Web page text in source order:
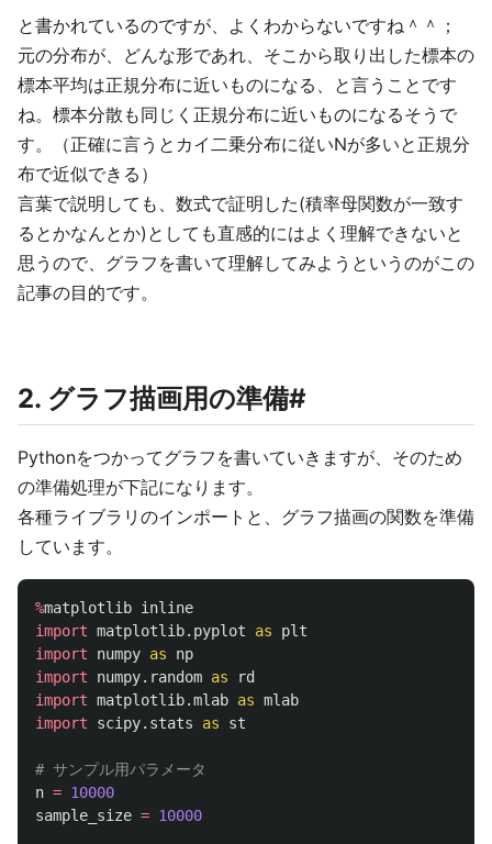
と書かれているのですが、よくわからないですね＾＾；
元の分布が、どんな形であれ、そこから取り出した標本の
標本平均は正規分布に近いものになる、と言うことです
ね。標本分散も同じく正規分布に近いものになるそうで
す。（正確に言うとカイ二乗分布に従いNが多いと正規分
布で近似できる）
言葉で説明しても、数式で証明した(積率母関数が一致す
るとかなんとか)としても直感的にはよく理解できないと
思うので、グラフを書いて理解してみようというのがこの
記事の目的です。
2. グラフ描画用の準備#
Pythonをつかってグラフを書いていきますが、そのため
の準備処理が下記になります。
各種ライブラリのインポートと、グラフ描画の関数を準備
しています。
%matplotlib inline
import matplotlib.pyplot as
plt
import
numpy as
np
import
numpy.random as
rd
import matplotlib.mlab as mlab
import
scipy.stats as st
n = 10000
sample_size = 10000